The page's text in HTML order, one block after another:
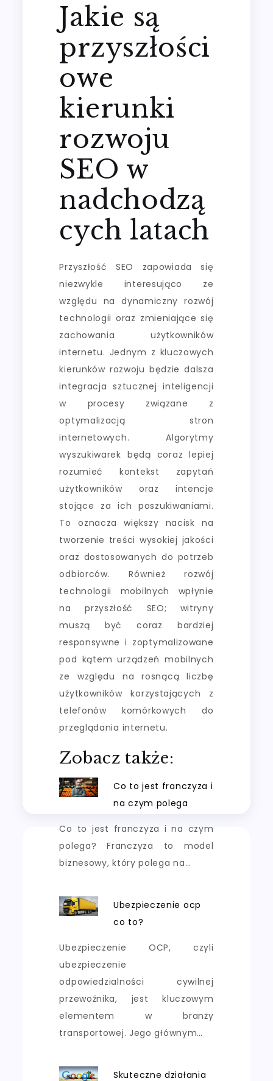
Jakie są
przyszłości
owe
kierunki
rozwoju
SEO w
nadchodzą
cych latach
Przyszłość SEO zapowiada się
niezwykle interesująco ze
względu na dynamiczny rozwój
technologii oraz zmieniające się
zachowania użytkowników
internetu. Jednym z kluczowych
kierunków rozwoju będzie dalsza
integracja sztucznej inteligencji
w procesy związane z
optymalizacją stron
internetowych. Algorytmy
wyszukiwarek będą coraz lepiej
rozumieć kontekst zapytań
użytkowników oraz intencje
stojące za ich poszukiwaniami.
To oznacza większy nacisk na
tworzenie treści wysokiej jakości
oraz dostosowanych do potrzeb
odbiorców. Również rozwój
technologii mobilnych wpłynie
na przyszłość SEO; witryny
muszą być coraz bardziej
responsywne i zoptymalizowane
pod kątem urządzeń mobilnych
ze względu na rosnącą liczbę
użytkowników korzystających z
telefonów komórkowych do
przeglądania internetu.
Zobacz także:
Co to jest franczyza i
na czym polega
Co to jest franczyza i na czym
polega? Franczyza to model
biznesowy, który polega na…
Ubezpieczenie ocp
co to?
Ubezpieczenie OCP, czyli
ubezpieczenie
odpowiedzialności cywilnej
przewoźnika, jest kluczowym
elementem w branży
transportowej. Jego głównym…
Skuteczne działania